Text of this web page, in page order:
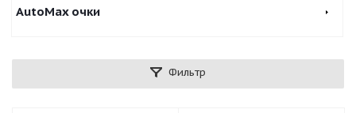
AutoMax очки
Фильтр